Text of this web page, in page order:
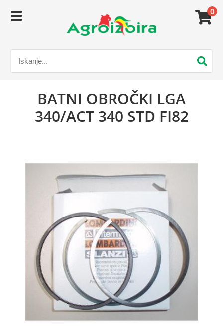
0
BATNI OBROČKI LGA
340/ACT 340 STD FI82